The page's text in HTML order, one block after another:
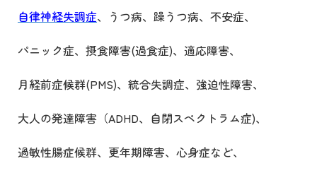
自律神経失調症、うつ病、躁うつ病、不安症、
パニック症、摂食障害(過食症)、適応障害、
月経前症候群(PMS)、統合失調症、強迫性障害、
大人の発達障害（ADHD、自閉スペクトラム症)、
過敏性腸症候群、更年期障害、心身症など、